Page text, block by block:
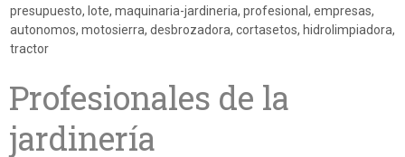
presupuesto, lote, maquinaria-jardineria, profesional , empresas,
autonomos, motosierra, desbrozadora, cortasetos, hidrolimpiadora,
tractor
Profesionales de la
jardinería